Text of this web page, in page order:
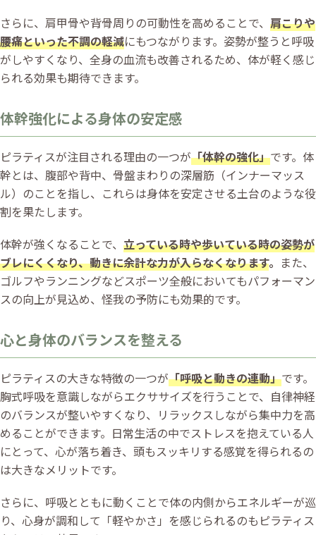
さらに、肩甲骨や背骨周りの可動性を高めることで、 肩こりや
腰痛といった不調の軽減にもつながります。姿勢が整うと呼吸
がしやすくなり、全身の血流も改善されるため、体が軽く感じ
られる効果も期待できます。
体幹強化による身体の安定感
ピラティスが注目される理由の一つが「体幹の強化」です。体
幹とは、腹部や背中、骨盤まわりの深層筋（インナーマッス
ル）のことを指し、これらは身体を安定させる土台のような役
割を果たします。
体幹が強くなることで、 立っている時や歩いている時の姿勢が
ブレにくくなり、動きに余計な力が入らなくなります。 また、
ゴルフやランニングなどスポーツ全般においてもパフォーマン
スの向上が見込め、怪我の予防にも効果的です。
心と身体のバランスを整える
ピラティスの大きな特徴の一つが「呼吸と動きの連動」です。
胸式呼吸を意識しながらエクササイズを行うことで、自律神経
のバランスが整いやすくなり、リラックスしながら集中力を高
めることができます。日常生活の中でストレスを抱えている人
にとって、心が落ち着き、頭もスッキリする感覚を得られるの
は大きなメリットです。
さらに、呼吸とともに動くことで体の内側からエネルギーが巡
り、心身が調和して「軽やかさ」を感じられるのもピラティス